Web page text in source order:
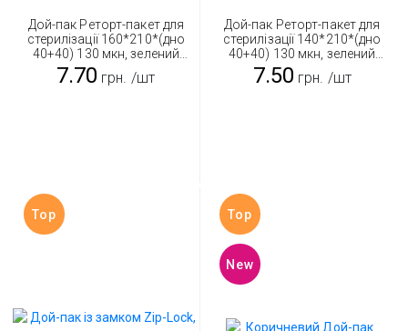
Дой-пак Реторт-пакет для
стерилізації 160*210*(дно
40+40) 130 мкн, зелений
500 г
7.70 грн. /шт
Дой-пак Реторт-пакет для
стерилізації 140*210*(дно
40+40) 130 мкн, зелений
350 г
7.50 грн. /шт
Top Top
New